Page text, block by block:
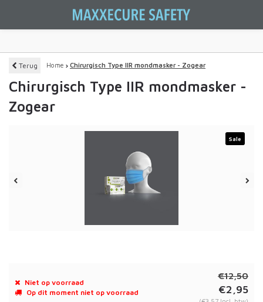
Terug Home Chirurgisch Type IIR mondmasker - Zogear
Chirurgisch Type IIR mondmasker -
Zogear
Sale
Niet op voorraad
Op dit moment niet op voorraad
€12,50
€2,95